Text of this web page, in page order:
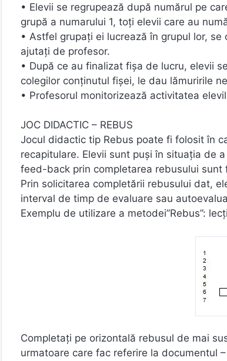
• Elevii se regrupează după numărul pe
grupă a numarului 1, toţi elevii care au
• Astfel grupaţi ei lucrează în grupul lor,
ajutaţi de profesor.
• După ce au finalizat fişa de lucru, elevii
colegilor conţinutul fişei, le dau lămuririle
• Profesorul monitorizează activitatea
JOC DIDACTIC – REBUS
Jocul didactic tip Rebus poate fi folosit în
recapitulare. Elevii sunt puşi în situaţia de
feed-back prin completarea rebusului sunt
Prin solicitarea completării rebusului dat,
interval de timp de evaluare sau
Exemplu de utilizare a metodei”Rebus”:
Completaţi pe orizontală rebusul de mai
urmatoare care fac referire la documentul –